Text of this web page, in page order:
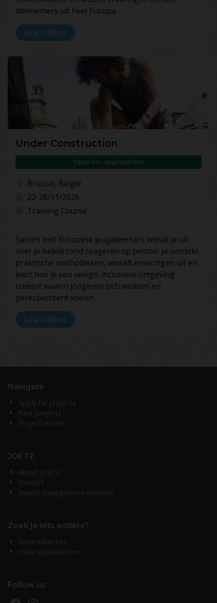
deelnemers uit heel Europa.
Learn More
Under Construction
Open for applications
Brussel, België
22-28/11/2026
Training Course
Samen met Europese jeugdwerkers wissel je uit
over je beleid rond reageren op pesten. Je ontdekt
praktische methodieken, wisselt ervaringen uit en
leert hoe je een veilige, inclusieve omgeving
creëert waarin jongeren zich welkom en
gerespecteerd voelen.
Learn More
Navigate
Apply for projects
Past projects
Project results
JOETZ
About JOETZ
Contact
Report transgressive behavior
Zoek je iets anders?
Onze vakanties
Onze lespakketten
Follow us